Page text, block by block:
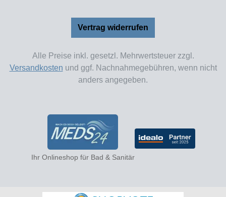
Vertrag widerrufen
Alle Preise inkl. gesetzl. Mehrwertsteuer zzgl.
Versandkosten und ggf. Nachnahmegebühren, wenn nicht
anders angegeben.
Ihr Onlineshop für Bad & Sanitär